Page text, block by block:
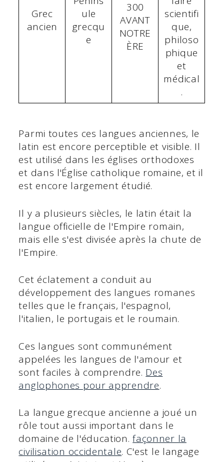
Grec
ancien
ule
grecqu
e
300
AVANT
NOTRE
ÈRE
scientifi
que,
philoso
phique
et
médical
.
Parmi toutes ces langues anciennes, le
latin est encore perceptible et visible. Il
est utilisé dans les églises orthodoxes
et dans l'Église catholique romaine, et il
est encore largement étudié.
Il y a plusieurs siècles, le latin était la
langue officielle de l'Empire romain,
mais elle s'est divisée après la chute de
l'Empire.
Cet éclatement a conduit au
développement des langues romanes
telles que le français, l'espagnol,
l'italien, le portugais et le roumain.
Ces langues sont communément
appelées les langues de l'amour et
sont faciles à comprendre. Des
anglophones pour apprendre.
La langue grecque ancienne a joué un
rôle tout aussi important dans le
domaine de l'éducation.façonner la
civilisation occidentale. C'est le langage